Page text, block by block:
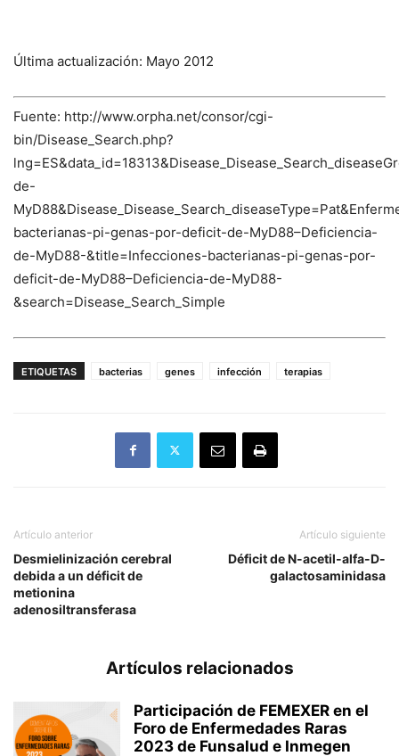
Última actualización: Mayo 2012
Fuente: http://www.orpha.net/consor/cgi-
bin/Disease_Search.php?
de-
bacterianas-pi-genas-por-deficit-de-MyD88–Deficiencia-
de-MyD88-&title=Infecciones-bacterianas-pi-genas-por-
deficit-de-MyD88–Deficiencia-de-MyD88-
&search=Disease_Search_Simple
ETIQUETAS bacterias genes infección terapias
Artículo anterior
Desmielinización cerebral
debida a un déficit de
metionina
adenosiltransferasa
Artículo siguiente
Déficit de N-acetil-alfa-D-
galactosaminidasa
Artículos relacionados
Participación de FEMEXER en el
Foro de Enfermedades Raras
2023 de Funsalud e Inmegen